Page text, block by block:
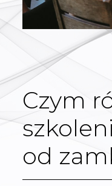
Czym
od